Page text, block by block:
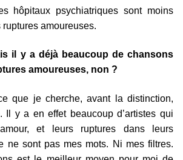
hôpitaux psychiatriques sont moins
amoureuses.
il y a déjà beaucoup de chansons
amoureuses, non ?
que je cherche, avant la distinction,
Il y a en effet beaucoup d’artistes qui
et leurs ruptures dans leurs
ne sont pas mes mots. Ni mes filtres.